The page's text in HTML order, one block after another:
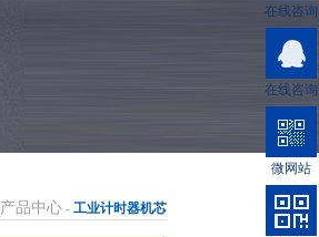
产品中心 - 工业计时器机芯
在线咨询
在线咨询
微网站